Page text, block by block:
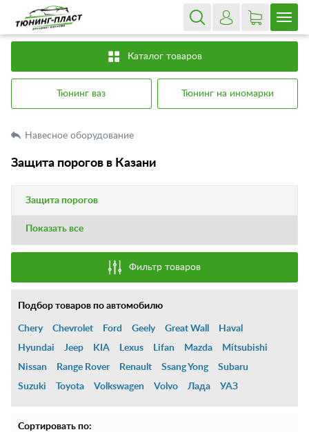
Каталог товаров
Тюнинг ваз Тюнинг на иномарки
Навесное оборудование
Защита порогов в Казани
Защита порогов
Показать все
Фильтр товаров
Подбор товаров по автомобилю
Chery Chevrolet Ford Geely Great Wall
Haval
Hyundai
Jeep KIA Lexus Lifan Mazda
Mitsubishi
Nissan
Range Rover Renault Ssang Yong
Subaru
Suzuki
Toyota Volkswagen Volvo Лада УАЗ
Сортировать по: